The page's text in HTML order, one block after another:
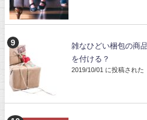
雑なひどい梱包の商
を付ける？
2019/10/01 に投稿された